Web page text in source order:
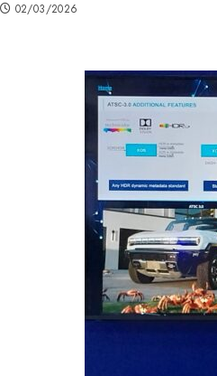
02/03/2026